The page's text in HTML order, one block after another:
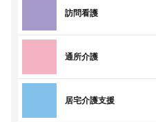
訪問看護
通所介護
居宅介護支援